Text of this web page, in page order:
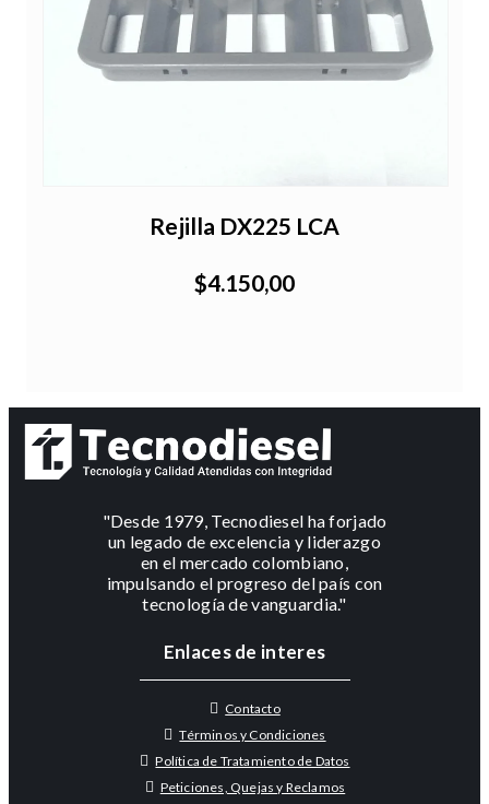
Rejilla DX225 LCA
$4.150,00
"Desde 1979, Tecnodiesel ha forjado
un legado de excelencia y liderazgo
en el mercado colombiano,
impulsando el progreso del país con
tecnología de vanguardia."
Enlaces de interes
Contacto
Términos y Condiciones
Política de Tratamiento de Datos
Peticiones, Quejas y Reclamos